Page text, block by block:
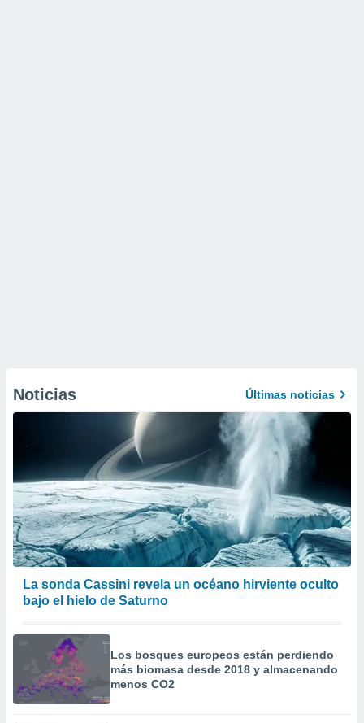
Noticias Últimas noticias
La sonda Cassini revela un océano hirviente oculto
bajo el hielo de Saturno
Los bosques europeos están perdiendo
más biomasa desde 2018 y almacenando
menos CO2